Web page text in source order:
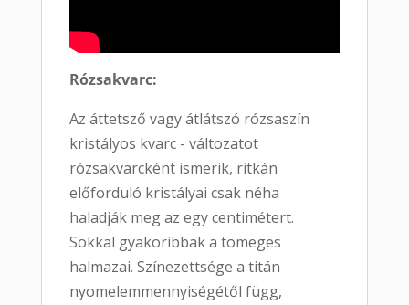
Rózsakvarc:
Az áttetsző vagy átlátszó rózsaszín
kristályos kvarc - változatot
rózsakvarcként ismerik, ritkán
előforduló kristályai csak néha
haladják meg az egy centimétert.
Sokkal gyakoribbak a tömeges
halmazai. Színezettsége a titán
nyomelemmennyiségétől függ,